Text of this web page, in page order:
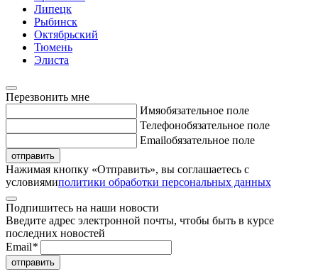
Липецк
Рыбинск
Октябрьский
Тюмень
Элиста
Перезвонить мне
Имяобязательное поле
Телефонобязательное поле
Emailобязательное поле
отправить
Нажимая кнопку «Отправить», вы соглашаетесь с
условиямиполитики обработки персональных данных
Подпишитесь на наши новости
Введите адрес электронной почты, чтобы быть в курсе
последних новостей
Email*
отправить